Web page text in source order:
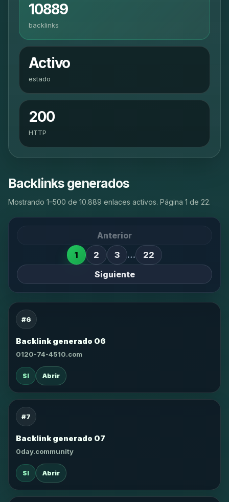
10889
backlinks
Activo
estado
200
HTTP
Backlinks generados
Mostrando 1–500 de 10.889 enlaces activos. Página 1 de 22.
Anterior
1
2 3 …
22
Siguiente
#6
Backlink generado 06
0120-74-4510.com
SI Abrir
#7
Backlink generado 07
0day.community
SI Abrir